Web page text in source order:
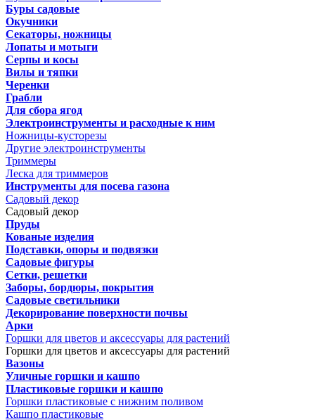
Буры садовые
Окучники
Секаторы, ножницы
Лопаты и мотыги
Серпы и косы
Вилы и тяпки
Черенки
Грабли
Для сбора ягод
Электроинструменты и расходные к ним
Ножницы-кусторезы
Другие электроинструменты
Триммеры
Леска для триммеров
Инструменты для посева газона
Садовый декор
Садовый декор
Пруды
Кованые изделия
Подставки, опоры и подвязки
Садовые фигуры
Сетки, решетки
Заборы, бордюры, покрытия
Садовые светильники
Декорирование поверхности почвы
Арки
Горшки для цветов и аксессуары для растений
Горшки для цветов и аксессуары для растений
Вазоны
Уличные горшки и кашпо
Пластиковые горшки и кашпо
Горшки пластиковые с нижним поливом
Кашпо пластиковые